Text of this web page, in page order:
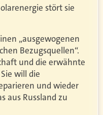
stört sie
„ausgewogenen
Bezugsquellen“.
und die erwähnte
will die
und wieder
aus Russland zu